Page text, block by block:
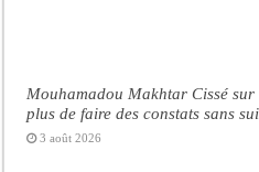
Mouhamadou Makhtar Cissé
plus de faire des constats sans
3 août 2026